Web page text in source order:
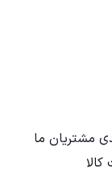
مشتریان ما